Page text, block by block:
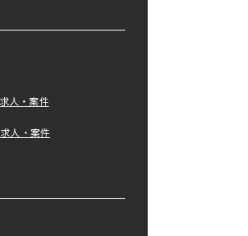
人・案件
人・案件